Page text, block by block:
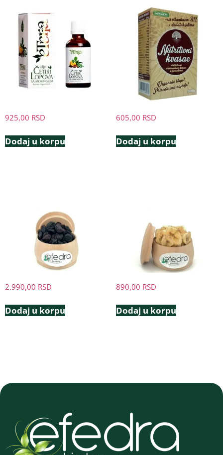
925,00 RSD
Dodaj u korpu
605,00 RSD
Dodaj u korpu
2.990,00 RSD
Dodaj u korpu
890,00 RSD
Dodaj u korpu